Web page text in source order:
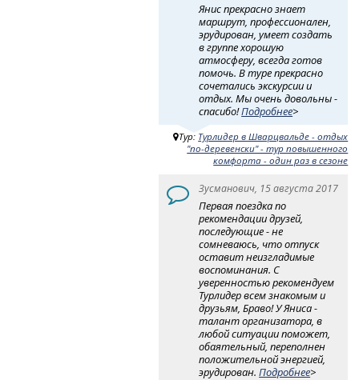
Янис прекрасно знает
маршрут, профессионален,
эрудирован, умеет создать
в группе хорошую
атмосферу, всегда готов
помочь. В туре прекрасно
сочетались экскурсии и
отдых. Мы очень довольны -
спасибо!Подробнее>
Тур: Турлидер в Шварцвальде - отдых
"по-деревенски" - тур повышенного
комфорта - один раз в сезоне
Зусманович, 15 августа 2017
Первая поездка по
рекомендации друзей,
последующие - не
сомневаюсь, что отпуск
оставит неизгладимые
воспоминания. С
уверенностью рекомендуем
Турлидер всем знакомым и
друзьям, Браво! У Яниса -
талант организатора, в
любой ситуации поможет,
обаятельный, переполнен
положительной энергией,
эрудирован.Подробнее>